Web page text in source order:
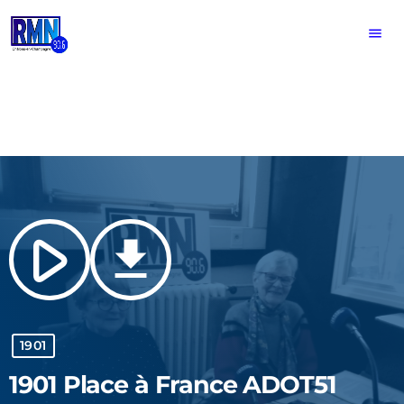
menu
play_arrow file_download
1901
1901 Place à France ADOT51